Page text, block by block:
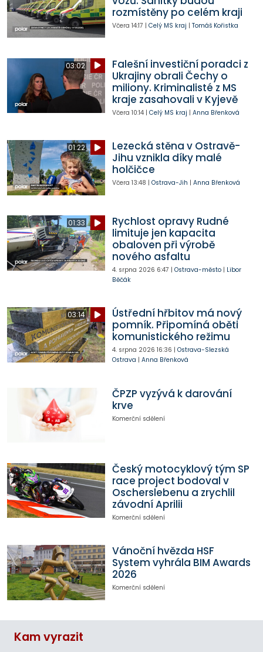
rozmístěny po celém kraji
Včera 14:17 | Celý MS kraj | Tomáš Kořistka
03:02
Falešní investiční poradci z
Ukrajiny obrali Čechy o
miliony. Kriminalisté z MS
kraje zasahovali v Kyjevě
Včera 10:14| Celý MS kraj | Anna Břenková
01:22
Lezecká stěna v Ostravě-
Jihu vznikla díky malé
holčičce
Včera 13:48 | Ostrava-Jih | Anna Břenková
01:33
Rychlost opravy Rudné
limituje jen kapacita
obaloven při výrobě
nového asfaltu
4. srpna 2026 6:47 | Ostrava-město| Libor
Běčák
03:14
Ústřední hřbitov má nový
pomník. Připomíná oběti
komunistického režimu
4. srpna 2026 16:36 | Ostrava-Slezská
Ostrava | Anna Břenková
ČPZP vyzývá k darování
krve
Komerční sdělení
Český motocyklový tým SP
race project bodoval v
Oscherslebenu a zrychlil
závodní Aprilii
Komerční sdělení
Vánoční hvězda HSF
System vyhrála BIM Awards
2026
Komerční sdělení
Kam vyrazit